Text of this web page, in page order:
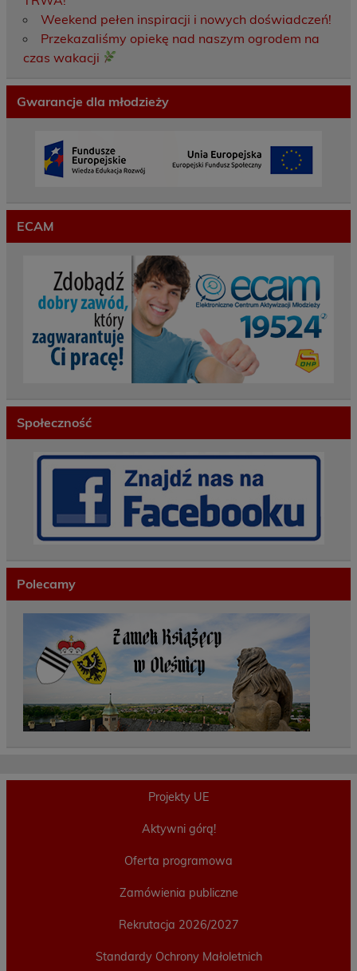
Weekend pełen inspiracji i nowych doświadczeń!
Przekazaliśmy opiekę nad naszym ogrodem na
czas wakacji
Gwarancje dla młodzieży
ECAM
Społeczność
Polecamy
Projekty UE
Aktywni górą!
Oferta programowa
Zamówienia publiczne
Rekrutacja 2026/2027
Standardy Ochrony Małoletnich